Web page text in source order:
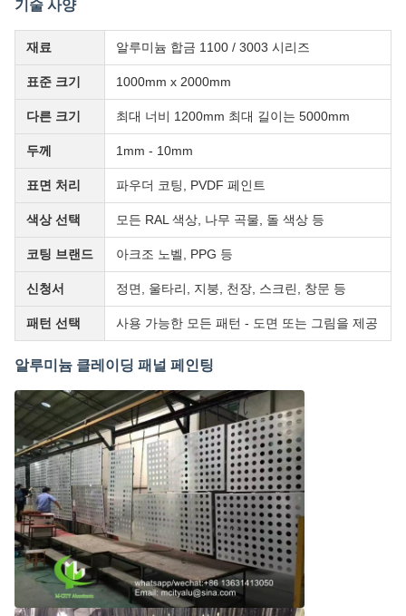
기술 사양
재료 알루미늄 합금 1100 / 3003 시리즈
표준 크기 1000mm x 2000mm
다른 크기 최대 너비 1200mm 최대 길이는 5000mm
두께 1mm - 10mm
표면 처리 파우더 코팅, PVDF 페인트
색상 선택 모든 RAL 색상, 나무 곡물, 돌 색상 등
코팅 브랜드 아크조 노벨, PPG 등
신청서 정면, 울타리, 지붕, 천장, 스크린, 창문 등
패턴 선택 사용 가능한 모든 패턴 - 도면 또는 그림을 제공
알루미늄 클레이딩 패널 페인팅